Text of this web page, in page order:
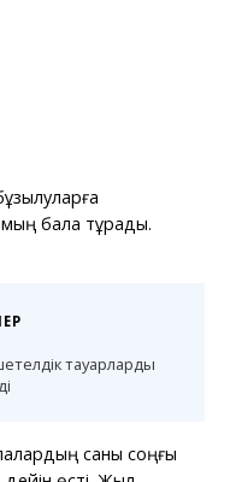
мың бала тұрады.
тауарларды
саны соңғы